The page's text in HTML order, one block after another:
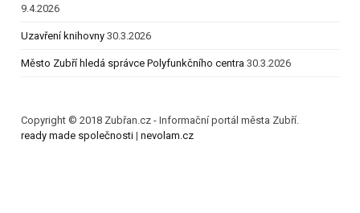
9.4.2026
Uzavření knihovny 30.3.2026
Město Zubří hledá správce Polyfunkčního centra 30.3.2026
Copyright © 2018 Zubřan.cz - Informační portál města Zubří.
ready made společnosti | nevolam.cz